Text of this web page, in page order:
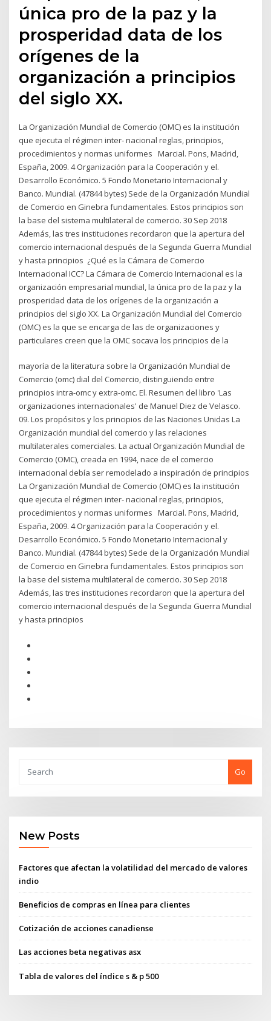
única pro de la paz y la
prosperidad data de los
orígenes de la
organización a principios
del siglo XX.
La Organización Mundial de Comercio (OMC) es la institución
que ejecuta el régimen inter- nacional reglas, principios,
procedimientos y normas uniformes Marcial. Pons, Madrid,
España, 2009. 4 Organización para la Cooperación y el.
Desarrollo Económico. 5 Fondo Monetario Internacional y
Banco. Mundial. (47844 bytes) Sede de la Organización Mundial
de Comercio en Ginebra fundamentales. Estos principios son
la base del sistema multilateral de comercio. 30 Sep 2018
Además, las tres instituciones recordaron que la apertura del
comercio internacional después de la Segunda Guerra Mundial
y hasta principios ¿Qué es la Cámara de Comercio
Internacional ICC? La Cámara de Comercio Internacional es la
organización empresarial mundial, la única pro de la paz y la
prosperidad data de los orígenes de la organización a
principios del siglo XX. La Organización Mundial del Comercio
(OMC) es la que se encarga de las de organizaciones y
particulares creen que la OMC socava los principios de la
mayoría de la literatura sobre la Organización Mundial de
Comercio (omc) dial del Comercio, distinguiendo entre
principios intra-omc y extra-omc. El. Resumen del libro 'Las
organizaciones internacionales' de Manuel Diez de Velasco.
09. Los propósitos y los principios de las Naciones Unidas La
Organización mundial del comercio y las relaciones
multilaterales comerciales. La actual Organización Mundial de
Comercio (OMC), creada en 1994, nace de el comercio
internacional debía ser remodelado a inspiración de principios
La Organización Mundial de Comercio (OMC) es la institución
que ejecuta el régimen inter- nacional reglas, principios,
procedimientos y normas uniformes Marcial. Pons, Madrid,
España, 2009. 4 Organización para la Cooperación y el.
Desarrollo Económico. 5 Fondo Monetario Internacional y
Banco. Mundial. (47844 bytes) Sede de la Organización Mundial
de Comercio en Ginebra fundamentales. Estos principios son
la base del sistema multilateral de comercio. 30 Sep 2018
Además, las tres instituciones recordaron que la apertura del
comercio internacional después de la Segunda Guerra Mundial
y hasta principios
Go
New Posts
Factores que afectan la volatilidad del mercado de valores
indio
Beneficios de compras en línea para clientes
Cotización de acciones canadiense
Las acciones beta negativas asx
Tabla de valores del índice s & p 500